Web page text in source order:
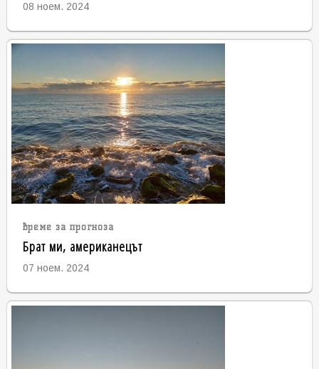
08 ноем. 2024
време за прогноза
Брат ми, американецът
07 ноем. 2024